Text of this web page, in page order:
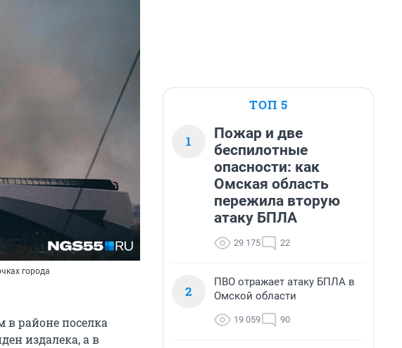
города
в районе поселка
издалека, а в
ТОП 5
1
Пожар и две
беспилотные
опасности: как
Омская область
пережила вторую
атаку БПЛА
29 175 22
2
ПВО отражает атаку БПЛА в
Омской области
19 059 90